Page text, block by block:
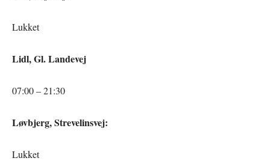
Lukket
Lidl, Gl. Landevej
07:00 – 21:30
Løvbjerg, Strevelinsvej:
Lukket